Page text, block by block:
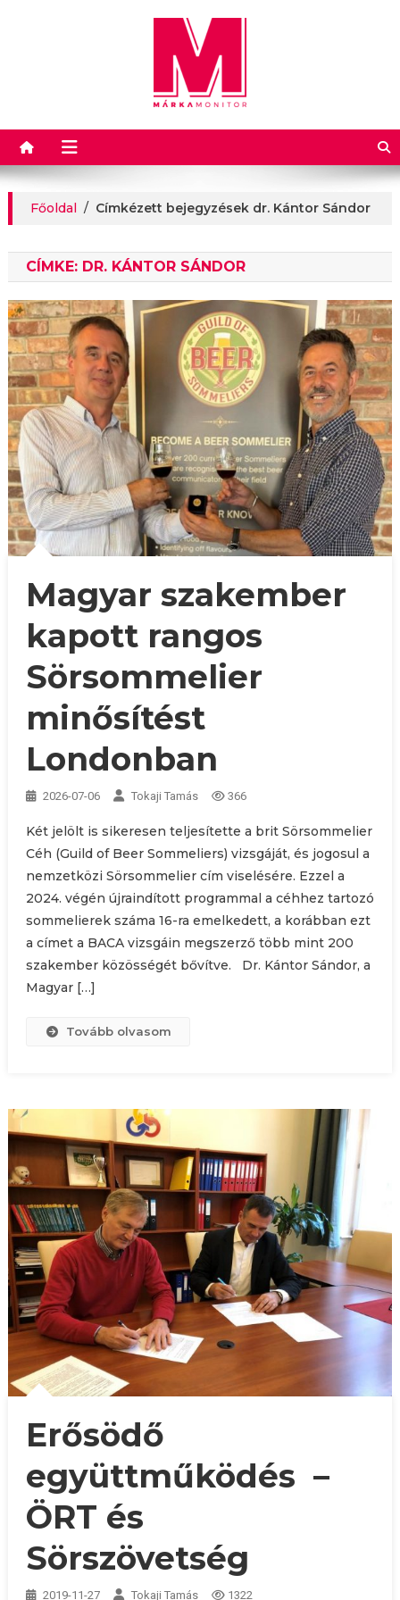
Márkamonitor
Főoldal / Címkézett bejegyzések dr. Kántor Sándor
CÍMKE: DR. KÁNTOR SÁNDOR
Magyar szakember
kapott rangos
Sörsommelier
minősítést
Londonban
2026-07-06 Tokaji Tamás 366
Két jelölt is sikeresen teljesítette a brit Sörsommelier
Céh (Guild of Beer Sommeliers) vizsgáját, és jogosul a
nemzetközi Sörsommelier cím viselésére. Ezzel a
2024. végén újraindított programmal a céhhez tartozó
sommelierek száma 16-ra emelkedett, a korábban ezt
a címet a BACA vizsgáin megszerző több mint 200
szakember közösségét bővítve. Dr. Kántor Sándor, a
Magyar […]
Tovább olvasom
Erősödő
együttműködés –
ÖRT és
Sörszövetség
2019-11-27 Tokaji Tamás 1322